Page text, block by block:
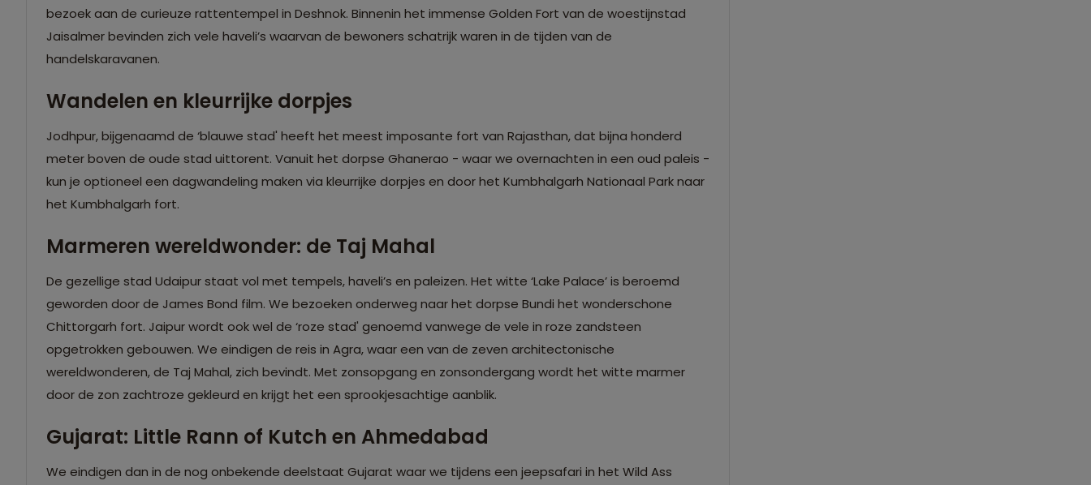
bezoek aan de curieuze rattentempel in Deshnok. Binnenin het immense Golden Fort van de woestijnstad
Jaisalmer bevinden zich vele haveli’s waarvan de bewoners schatrijk waren in de tijden van de
handelskaravanen.
Wandelen en kleurrijke dorpjes
Jodhpur, bijgenaamd de ‘blauwe stad' heeft het meest imposante fort van Rajasthan, dat bijna honderd
meter boven de oude stad uittorent. Vanuit het dorpse Ghanerao - waar we overnachten in een oud paleis -
kun je optioneel een dagwandeling maken via kleurrijke dorpjes en door het Kumbhalgarh Nationaal Park naar
het Kumbhalgarh fort.
Marmeren wereldwonder: de Taj Mahal
De gezellige stad Udaipur staat vol met tempels, haveli’s en paleizen. Het witte ‘Lake Palace’ is beroemd
geworden door de James Bond film. We bezoeken onderweg naar het dorpse Bundi het wonderschone
Chittorgarh fort. Jaipur wordt ook wel de ‘roze stad' genoemd vanwege de vele in roze zandsteen
opgetrokken gebouwen. We eindigen de reis in Agra, waar een van de zeven architectonische
wereldwonderen, de Taj Mahal, zich bevindt. Met zonsopgang en zonsondergang wordt het witte marmer
door de zon zachtroze gekleurd en krijgt het een sprookjesachtige aanblik.
Gujarat: Little Rann of Kutch en Ahmedabad
We eindigen dan in de nog onbekende deelstaat Gujarat waar we tijdens een jeepsafari in het Wild Ass